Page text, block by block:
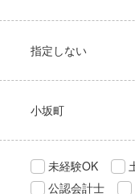
指定しない
小坂町
未経験OK
公認会計士